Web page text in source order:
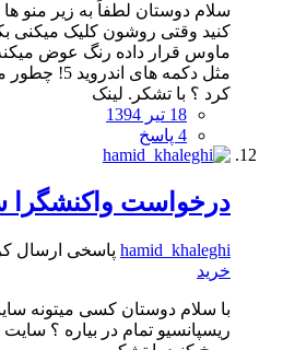
سلام دوستان لطفاً به زیر منو ها و
کنید وقتی روشون کلیک میکنی
ماوس قرار داده رنگ عوض میکنه
مثل دکمه های
کرد ؟ با تشکر. لینک
18 تیر 1394
4 پاسخ
درخواست واکنشگرا
hamid_khaleghiپاسخی ارسال کرد
خرید
با سلام دوستان کسی میتونه سایت
ریسپانسیو تمام در بیاره ؟ سایت